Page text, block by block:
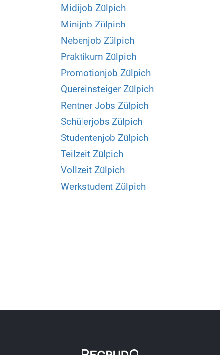
Midijob Zülpich
Minijob Zülpich
Nebenjob Zülpich
Praktikum Zülpich
Promotionjob Zülpich
Quereinsteiger Zülpich
Rentner Jobs Zülpich
Schülerjobs Zülpich
Studentenjob Zülpich
Teilzeit Zülpich
Vollzeit Zülpich
Werkstudent Zülpich